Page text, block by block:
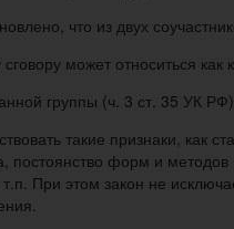
что из двух
может относиться
группы (ч. 3 ст. 35 УК
такие признаки,
постоянство форм и
При этом закон не